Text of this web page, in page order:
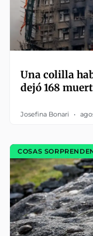
Una colilla
dejó 168
Josefina Bonari
COSAS